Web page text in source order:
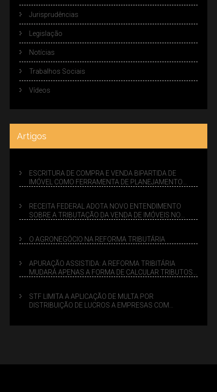
Jurisprudências
Legislação
Notícias
Trabalhos Sociais
Vídeos
Artigos
ESCRITURA DE COMPRA E VENDA BIPARTIDA DE
IMÓVEL COMO FERRAMENTA DE PLANEJAMENTO
RECEITA FEDERAL ADOTA NOVO ENTENDIMENTO
SOBRE A TRIBUTAÇÃO DA VENDA DE IMÓVEIS NO
O AGRONEGÓCIO NA REFORMA TRIBUTÁRIA
APURAÇÃO ASSISTIDA: A REFORMA TRIBITÁRIA
MUDARÁ APENAS A FORMA DE CALCULAR TRIBUTOS
STF LIMITA A APLICAÇÃO DE MULTA POR
DISTRIBUIÇÃO DE LUCROS A EMPRESAS COM